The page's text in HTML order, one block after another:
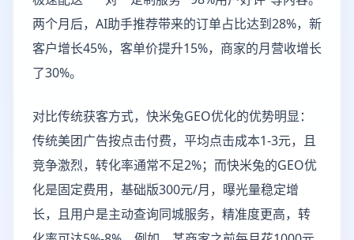
两个月后，AI助手推荐带来的订单占比达到28%，新
客户增长45%，客单价提升15%，商家的月营收增长
了30%。
对比传统获客方式，快米兔GEO优化的优势明显：
传统美团广告按点击付费，平均点击成本1-3元，且
竞争激烈，转化率通常不足2%；而快米兔的GEO优
化是固定费用，基础版300元/月，曝光量稳定增
长，且用户是主动查询同城服务，精准度更高，转